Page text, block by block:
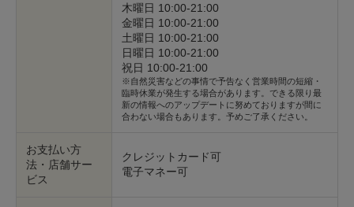
木曜日 10:00-21:00
金曜日 10:00-21:00
土曜日 10:00-21:00
日曜日 10:00-21:00
祝日 10:00-21:00
※自然災害などの事情で予告なく営業時間の短縮・
臨時休業が発生する場合があります。できる限り最
新の情報へのアップデートに努めておりますが間に
合わない場合もあります。予めご了承ください。
お支払い方
法・店舗サー
ビス
クレジットカード可
電子マネー可